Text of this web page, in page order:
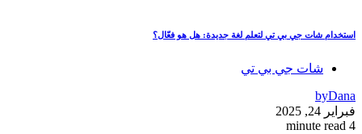
استخدام شات جي بي تي لتعلم لغة جديدة: هل هو فعّال؟
شات جي بي تي
byDana
فبراير 24, 2025
4 minute read